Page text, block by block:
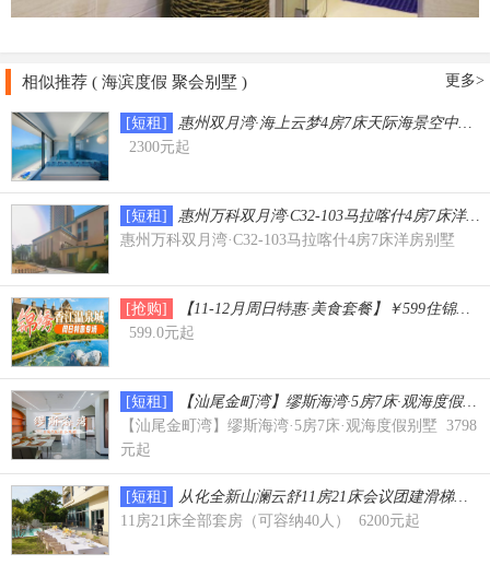
相似推荐 ( 海滨度假 聚会别墅 ) 更多>
[短租]
惠州双月湾·海上云梦4房7床天际海景空中叠
2300元起
[短租]
惠州万科双月湾·C32-103马拉喀什4房7床洋房
惠州万科双月湾·C32-103马拉喀什4房7床洋房别墅
[抢购]
【11-12月周日特惠·美食套餐】￥599住锦
599.0元起
[短租]
【汕尾金町湾】缪斯海湾·5房7床·观海度假别
【汕尾金町湾】缪斯海湾·5房7床·观海度假别墅 3798
元起
[短租]
从化全新山澜云舒11房21床会议团建滑梯泳
11房21床全部套房（可容纳40人） 6200元起